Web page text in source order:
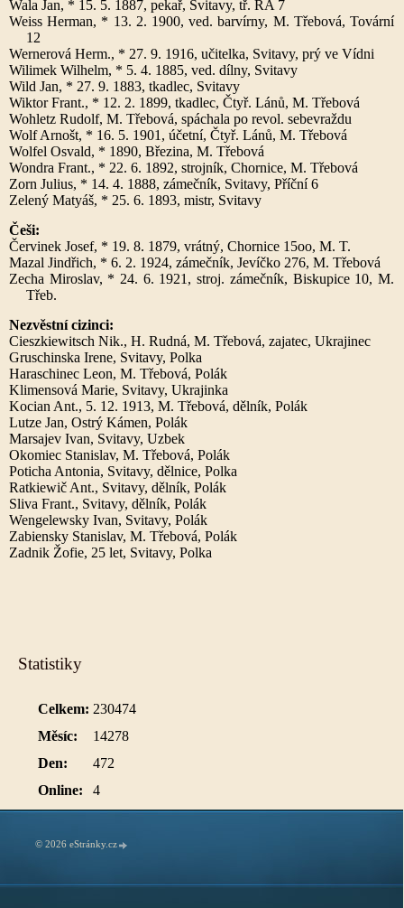
Wala Jan, * 15. 5. 1887, pekař, Svitavy, tř. RA 7
Weiss Herman, * 13. 2. 1900, ved. barvírny, M. Třebová, Tovární
12
Wernerová Herm., * 27. 9. 1916, učitelka, Svitavy, prý ve Vídni
Wilimek Wilhelm, * 5. 4. 1885, ved. dílny, Svitavy
Wild Jan, * 27. 9. 1883, tkadlec, Svitavy
Wiktor Frant., * 12. 2. 1899, tkadlec, Čtyř. Lánů, M. Třebová
Wohletz Rudolf, M. Třebová, spáchala po revol. sebevraždu
Wolf Arnošt, * 16. 5. 1901, účetní, Čtyř. Lánů, M. Třebová
Wolfel Osvald, * 1890, Březina, M. Třebová
Wondra Frant., * 22. 6. 1892, strojník, Chornice, M. Třebová
Zorn Julius, * 14. 4. 1888, zámečník, Svitavy, Příční 6
Zelený Matyáš, * 25. 6. 1893, mistr, Svitavy
Češi:
Červinek Josef, * 19. 8. 1879, vrátný, Chornice 15oo, M. T.
Mazal Jindřich, * 6. 2. 1924, zámečník, Jevíčko 276, M. Třebová
Zecha Miroslav, * 24. 6. 1921, stroj. zámečník, Biskupice 10, M.
Třeb.
Nezvěstní cizinci:
Cieszkiewitsch Nik., H. Rudná, M. Třebová, zajatec, Ukrajinec
Gruschinska Irene, Svitavy, Polka
Haraschinec Leon, M. Třebová, Polák
Klimensová Marie, Svitavy, Ukrajinka
Kocian Ant., 5. 12. 1913, M. Třebová, dělník, Polák
Lutze Jan, Ostrý Kámen, Polák
Marsajev Ivan, Svitavy, Uzbek
Okomiec Stanislav, M. Třebová, Polák
Poticha Antonia, Svitavy, dělnice, Polka
Ratkiewič Ant., Svitavy, dělník, Polák
Sliva Frant., Svitavy, dělník, Polák
Wengelewsky Ivan, Svitavy, Polák
Zabiensky Stanislav, M. Třebová, Polák
Zadnik Žofie, 25 let, Svitavy, Polka
Statistiky
Online: 4
Celkem: 230474
Měsíc:
14278
Den:
472
© 2026 eStránky.cz